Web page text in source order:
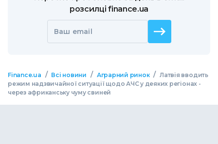
розсилці finance.ua
Ваш email
Finance.ua / Всі новини / Аграрний ринок / Латвія вводить
режим надзвичайної ситуації щодо АЧС у деяких регіонах -
через африканську чуму свиней